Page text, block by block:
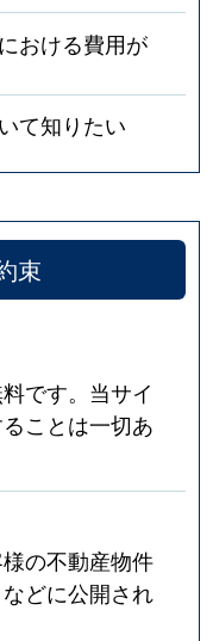
おける費用が
て知りたい
束
です。当サイ
ことは一切あ
の不動産物件
どに公開され